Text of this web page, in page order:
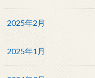
2025年2月
2025年1月